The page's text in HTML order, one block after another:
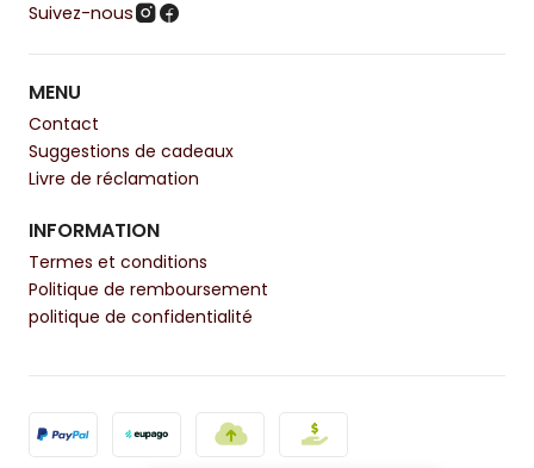
Suivez-nous
MENU
Contact
Suggestions de cadeaux
Livre de réclamation
INFORMATION
Termes et conditions
Politique de remboursement
politique de confidentialité